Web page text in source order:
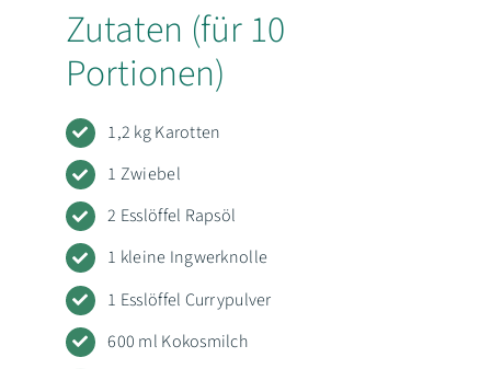
Zutaten (für 10
Portionen)
1,2 kg Karotten
1 Zwiebel
2 Esslöffel Rapsöl
1 kleine Ingwerknolle
1 Esslöffel Currypulver
600 ml Kokosmilch